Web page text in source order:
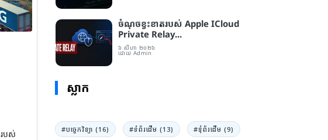
របស់
ចំណុចខ្វះខាត​របស់ Apple ICloud
Private Relay...
៦ សីហា ២០២៦
ដោយ Admin
ស្លាក
#បច្ចេកវិទ្យា (16) #ទំព័រដេីម (13) #ទំុព័រដេីម (9)